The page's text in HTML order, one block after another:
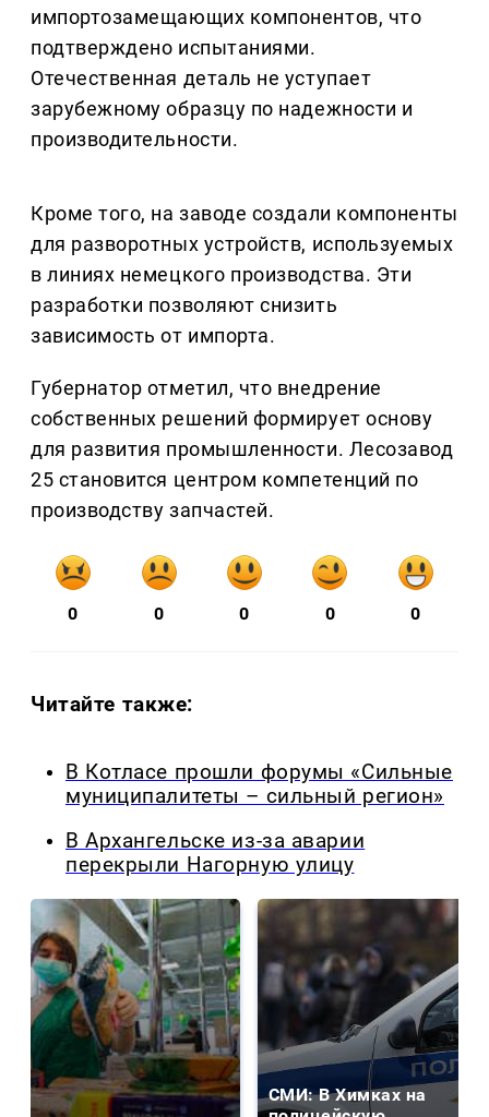
импортозамещающих компонентов, что
подтверждено испытаниями.
Отечественная деталь не уступает
зарубежному образцу по надежности и
производительности.
Кроме того, на заводе создали компоненты
для разворотных устройств, используемых
в линиях немецкого производства. Эти
разработки позволяют снизить
зависимость от импорта.
Губернатор отметил, что внедрение
собственных решений формирует основу
для развития промышленности. Лесозавод
25 становится центром компетенций по
производству запчастей.
0 0 0 0 0
Читайте также:
В Котласе прошли форумы «Сильные
муниципалитеты – сильный регион»
В Архангельске из-за аварии
перекрыли Нагорную улицу
СМИ: В Химках на